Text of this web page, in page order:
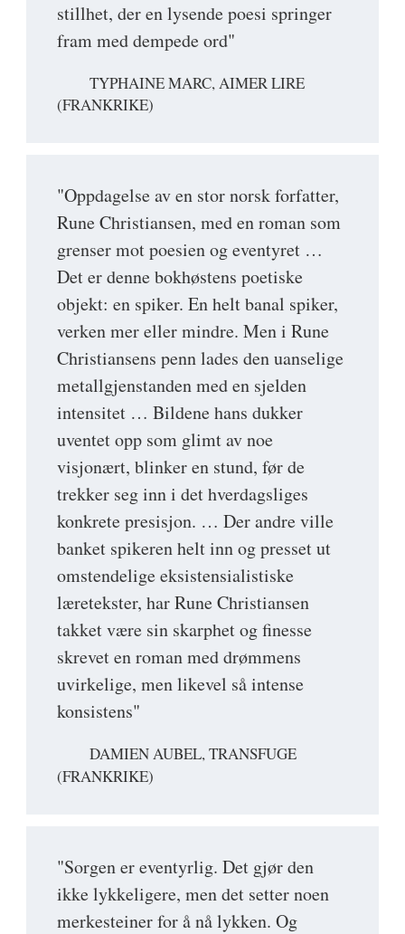
stillhet, der en lysende poesi springer
fram med dempede ord"
TYPHAINE MARC, AIMER LIRE
(FRANKRIKE)
"Oppdagelse av en stor norsk forfatter,
Rune Christiansen, med en roman som
grenser mot poesien og eventyret …
Det er denne bokhøstens poetiske
objekt: en spiker. En helt banal spiker,
verken mer eller mindre. Men i Rune
Christiansens penn lades den uanselige
metallgjenstanden med en sjelden
intensitet … Bildene hans dukker
uventet opp som glimt av noe
visjonært, blinker en stund, før de
trekker seg inn i det hverdagsliges
konkrete presisjon. … Der andre ville
banket spikeren helt inn og presset ut
omstendelige eksistensialistiske
læretekster, har Rune Christiansen
takket være sin skarphet og finesse
skrevet en roman med drømmens
uvirkelige, men likevel så intense
konsistens"
DAMIEN AUBEL, TRANSFUGE
(FRANKRIKE)
"Sorgen er eventyrlig. Det gjør den
ikke lykkeligere, men det setter noen
merkesteiner for å nå lykken. Og